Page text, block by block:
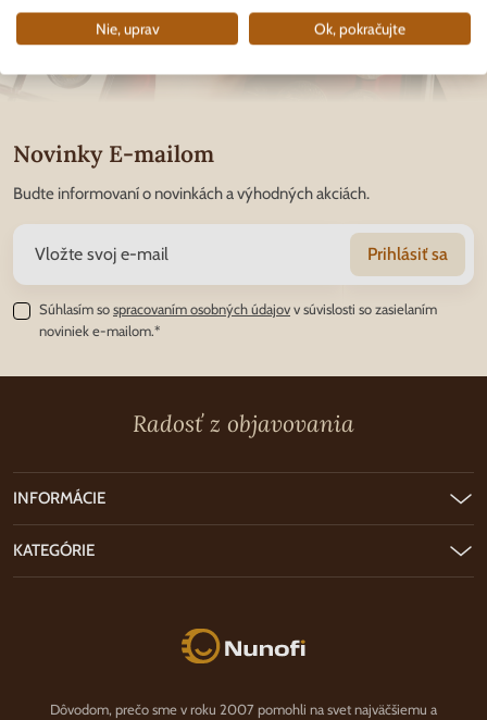
Novinky E-mailom
Budte informovaní o novinkách a výhodných akciách.
Prihlásiť sa
Súhlasím sospracovaním osobných údajovv súvislosti so zasielaním
noviniek e-mailom.*
Radosť z objavovania
Nunofi.sk
Dôvodom, prečo sme v roku 2007 pomohli na svet najväčšiemu a
INFORMÁCIE
KATEGÓRIE
Nie, uprav Ok, pokračujte